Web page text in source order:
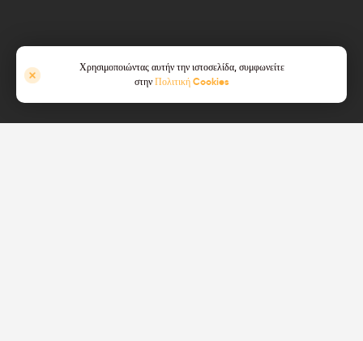
Χρησιμοποιώντας αυτήν την ιστοσελίδα, συμφωνείτε
στην Πολιτική Cookies